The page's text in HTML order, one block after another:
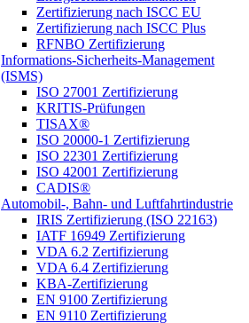
Zertifizierung nach ISCC EU
Zertifizierung nach ISCC Plus
RFNBO Zertifizierung
Informations-Sicherheits-Management
(ISMS)
ISO 27001 Zertifizierung
KRITIS-Prüfungen
TISAX®
ISO 20000-1 Zertifizierung
ISO 22301 Zertifizierung
ISO 42001 Zertifizierung
CADIS®
Automobil-, Bahn- und Luftfahrtindustrie
IRIS Zertifizierung (ISO 22163)
IATF 16949 Zertifizierung
VDA 6.2 Zertifizierung
VDA 6.4 Zertifizierung
KBA-Zertifizierung
EN 9100 Zertifizierung
EN 9110 Zertifizierung